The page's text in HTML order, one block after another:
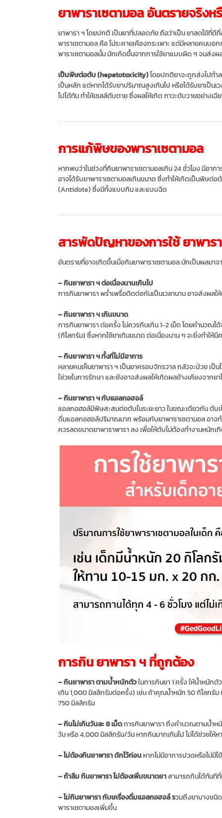
ยาพาราเซตามอล อันตรายจริงห
ยาพารา ฯ​ โดยปกติ เป็นยาที่ปลอดภัย ถือว่าเป็น ยาลดไข้
พาราเซตามอล คือ ไม่ระคายเคืองกระเพาะ แต่มีหลายคนบ
พาราเซตามอลนั้น มักเกิดขึ้นจากการใช้ยาแบบผิด ๆ จนส่งผ
เป็นพิษต่อตับ (hepatotoxicity)โดยปกติยาจะถูกส่งไปทำ
เป็นหลัก แต่หากได้รับยาปริมาณสูงเกินไป หรือได้รับยาเป็น
ไปได้ทัน ทำให้เซลล์ตับตาย ซึ่งผลให้เกิด ภาวะตับวายอย่าง
การแก้พิษของพาราเซตามอล
หากพบว่าในช่วงที่กินยาพาราเซตามอลเกิน 24 ชั่วโมง มีอา
อาจได้รับยาพาราเซตามอลเกินขนาด ซึ่งทำให้เกิดเป็นพิษ
(Antidote) ซึ่งมีทั้งแบบกิน และแบบฉีด
สารพัดปัญหาของการใช้ ยาพาร
อันตรายที่อาจเกิดขึ้นเมื่อกินยาพาราเซตามอล มักเป็นผลม
– กินยาพารา ฯ​ ต่อเนื่องนานเกินไป
การกินยาพารา พร่ำเพรื่อติดต่อกันเป็นเวลานาน อาจส่งผล
– กินยาพารา ฯ​ เกินขนาด
การกินยาพารา ต่อครั้ง ไม่ควรกินเกิน 1-2 เม็ด โดยคำนวณ
(กิโลกรัม) ซึ่งหากใช้ยาเกินขนาด ต่อเนื่องนาน ๆ จะยิ่งทำให้
– กินยาพารา ฯ​ ทั้งที่ไม่มีอาการ
หลายคนเห็นยาพารา ฯ​ เป็นยาครอบจักรวาล กลัวจะป่วย เ
ใช่วยในการรักษา และยังอาจส่งผลให้เกิดผลข้างเคียงจากยา
– กินยาพารา ฯ​ กับแอลกอฮอล์​
แอลกอฮอล์มีพิษสะสมต่อตับในระยะยาว ในขณะเดียวกัน ตับ
ดื่มแอลกอฮอล์ปริมาณมาก พร้อมกับยาพาราเซตามอล อาจ
ควรลดขนาดยาพาราพารา ลง เพื่อให้ตับไม่ต้องทำงานหนักเกิ
การกิน ยาพารา ฯ ที่ถูกต้อง
– กินยาพารา ตามน้ำหนักตัวในการกินยา 1 ครั้ง ให้น้ำหนัก
เกิน 1,000 มิลลิกรัมต่อครั้ง) เช่น ถ้าคุณน้ำหนัก 50 กิโลกรัม
750 มิลลิกรัม
– กินไม่เกินวันละ 8 เม็ดการกินยาพารา ถึงคำนวณตามน้ำห
วัน หรือ 4,000 มิลลิกรัม/วัน หากกินมากเกินไป ไม่ได้ช่วยให้
– ไม่ต้องกินยาพารา ดักไว้ก่อน หากไม่มีอาการปวดหรือไม่มี
– ถ้าลืม กินยาพารา ไม่ต้องเพิ่มขนาดยาสามารถกินได้ทันที
– ไม่กินยาพารา กับเครื่องดื่มแอลกอฮอล์ รวมถึงยาบางชนิ
พาราเซตามอลเพิ่มขึ้น